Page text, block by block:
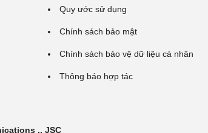
Quy ước sử dụng
Chính sách bảo mật
Chính sách bảo vệ dữ liệu cá nhân
Thông báo hợp tác
., JSC